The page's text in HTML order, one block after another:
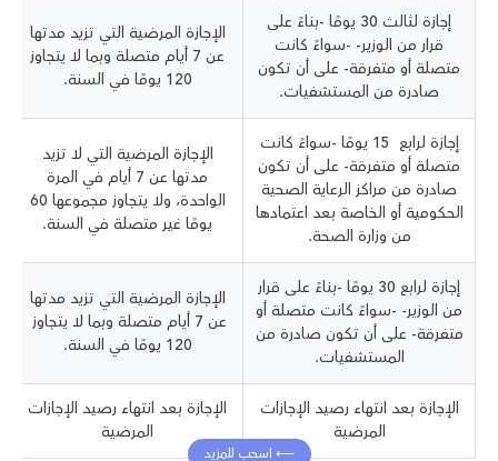
إجازة لثالث 30 يومًا -بناءً على
قرار من الوزير- -سواءً كانت
متصلة أو متفرقة- على أن تكون
صادرة من المستشفيات.
الإجازة المرضية التي تزيد مدتها
عن 7 أيام متصلة وبما لا يتجاوز
120 يومًا في السنة.
إجازة لرابع 15 يومًا -سواءً كانت
متصلة أو متفرقة- على أن تكون
صادرة من مراكز الرعاية الصحية
الحكومية أو الخاصة بعد اعتمادها
من وزارة الصحة.
الإجازة المرضية التي لا تزيد
مدتها عن 7 أيام في المرة
الواحدة، ولا يتجاوز مجموعها 60
يومًا غير متصلة في السنة.
إجازة لرابع 30 يومًا -بناءً على قرار
من الوزير- -سواءً كانت متصلة أو
متفرقة- على أن تكون صادرة من
المستشفيات.
الإجازة المرضية التي تزيد مدتها
عن 7 أيام متصلة وبما لا يتجاوز
120 يومًا في السنة.
الإجازة بعد انتهاء رصيد الإجازات
المرضية
الإجازة بعد انتهاء رصيد الإجازات
المرضية